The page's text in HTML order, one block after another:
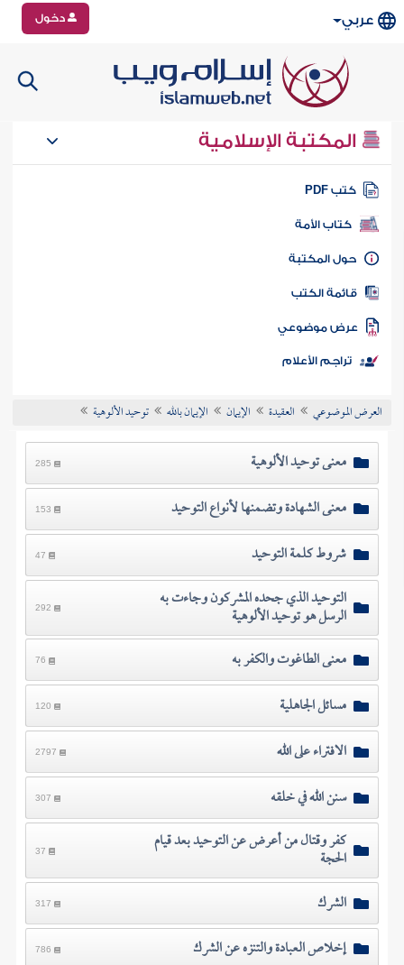
عربي دخول
المكتبة الإسلامية
كتب PDF
كتاب الأمة
المكتبة
الكتب
موضوعي
تراجم الأعلام
العرض الموضوعي العقيدة الإيمان الإيمان بالله توحيد الألوهية
معنى توحيد الألوهية 285
معنى الشهادة وتضمنها لأنواع التوحيد 153
شروط كلمة التوحيد 47
التوحيد الذي جحده المشركون وجاءت به
الرسل هو توحيد الألوهية 292
معنى الطاغوت والكفر به 76
مسائل الجاهلية 120
الافتراء على الله 2797
سنن الله في خلقه 307
كفر وقتال من أعرض عن التوحيد بعد قيام
الحجة 37
الشرك 317
إخلاص العبادة والتنزه عن الشرك 786